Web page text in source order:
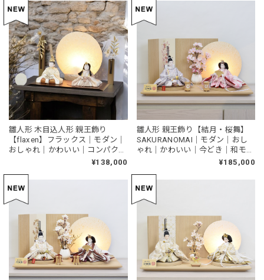
雛人形 木目込人形 親王飾り
【flaxen】フラックス｜モダン｜
おしゃれ｜かわいい｜コンパクト
｜今どき｜一秀｜木目込み¥138,000
雛人形 親王飾り【結月・桜舞】
SAKURANOMAI｜モダン｜おし
ゃれ｜かわいい｜今どき｜和モダ
¥185,000